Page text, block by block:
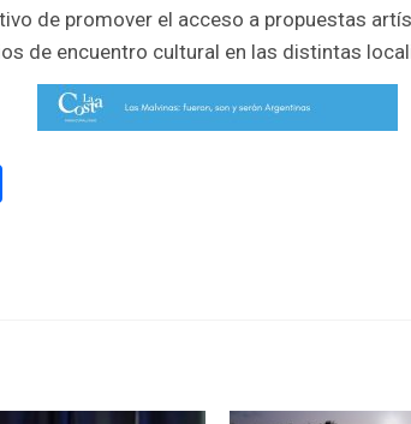
de promover el acceso a propuestas
de encuentro cultural en las distintas